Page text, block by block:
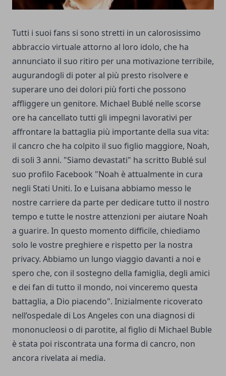
Tutti i suoi fans si sono stretti in un calorosissimo
abbraccio virtuale attorno al loro idolo, che ha
annunciato il suo ritiro per una motivazione terribile,
augurandogli di poter al più presto risolvere e
superare uno dei dolori più forti che possono
affliggere un genitore. Michael Bublé nelle scorse
ore ha cancellato tutti gli impegni lavorativi per
affrontare la battaglia più importante della sua vita:
il cancro che ha colpito il suo figlio maggiore, Noah,
di soli 3 anni. "Siamo devastati" ha scritto Bublé sul
suo profilo Facebook "Noah è attualmente in cura
negli Stati Uniti. Io e Luisana abbiamo messo le
nostre carriere da parte per dedicare tutto il nostro
tempo e tutte le nostre attenzioni per aiutare Noah
a guarire. In questo momento difficile, chiediamo
solo le vostre preghiere e rispetto per la nostra
privacy. Abbiamo un lungo viaggio davanti a noi e
spero che, con il sostegno della famiglia, degli amici
e dei fan di tutto il mondo, noi vinceremo questa
battaglia, a Dio piacendo". Inizialmente ricoverato
nell’ospedale di Los Angeles con una diagnosi di
mononucleosi o di parotite, al figlio di Michael Buble
è stata poi riscontrata una forma di cancro, non
ancora rivelata ai media.